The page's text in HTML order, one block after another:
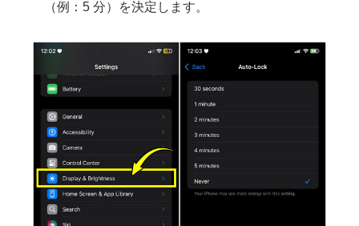
（例：5 分）を決定します。